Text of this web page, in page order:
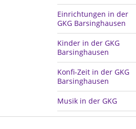
Einrichtungen in der
GKG Barsinghausen
Kinder in der GKG
Barsinghausen
Konfi-Zeit in der GKG
Barsinghausen
Musik in der GKG